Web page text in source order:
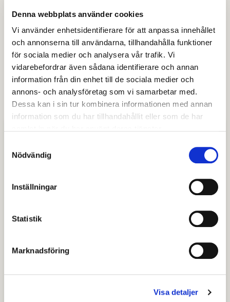
Denna webbplats använder cookies
Vi använder enhetsidentifierare för att anpassa innehållet
och annonserna till användarna, tillhandahålla funktioner
för sociala medier och analysera vår trafik. Vi
vidarebefordrar även sådana identifierare och annan
information från din enhet till de sociala medier och
annons- och analysföretag som vi samarbetar med.
Dessa kan i sin tur kombinera informationen med annan
information som du har tillhandahållit eller som de har
Nödvändig
Inställningar
Statistik
Marknadsföring
Visa detaljer
Vi vill att ni i första hand skickar e-fakturor till Avesta
kommun. Det är bättre för miljön, säkrare för er som
leverantör och underlättar för er att få betalt på utsatt
tid då fakturan når kommunen snabbare.
Observera att en faktura i PDF-format som skickas
via e-post inte räknas som en e-faktura.
E-faktura PEPPOL
Leverantörsportal